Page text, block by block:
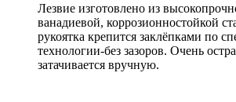
Лезвие изготовлено из
ванадиевой, коррозионностойкой
рукоятка крепится заклёпками по
технологии-без зазоров. Очень
затачивается вручную.